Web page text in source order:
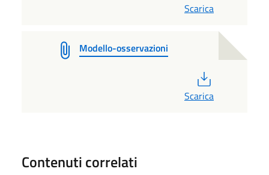
Scarica
Modello-osservazioni
Scarica
Contenuti correlati